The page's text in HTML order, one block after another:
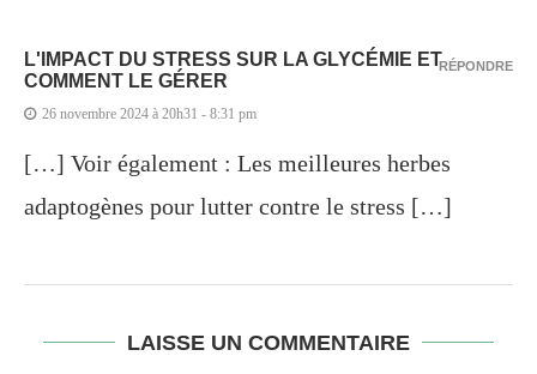
L'IMPACT DU STRESS SUR LA GLYCÉMIE ET
COMMENT LE GÉRER
26 novembre 2024 à 20h31 - 8:31 pm
[…] Voir également : Les meilleures herbes
adaptogènes pour lutter contre le stress […]
RÉPONDRE
LAISSE UN COMMENTAIRE